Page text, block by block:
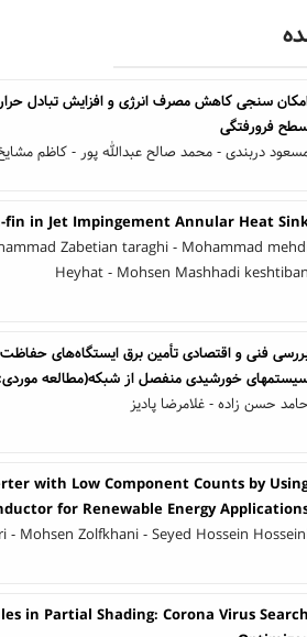
سنجی کاهش مصرف انرژی و افزایش تبادل
فرورفتگی
دربندی - محمد صالح عبدالله پور - کاظم
in Jet Impingement Annular Heat
Zabetian taraghi - Mohammad
Heyhat - Mohsen Mashhadi keshtiban
فنی و اقتصادی تأمین برق ایستگاه‌های حفاظت
خورشیدی منفصل از شبکه(مطالعه موردی:
حامد حسن زاده - غلامرضا پادیز
with Low Component Counts by
for Renewable Energy
Mohsen Zolfkhani - Seyed Hossein
in Partial Shading: Corona Virus Search